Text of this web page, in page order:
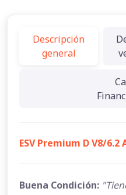
Descripción
general
ESV Premium D V8/6.2
Buena Condición: